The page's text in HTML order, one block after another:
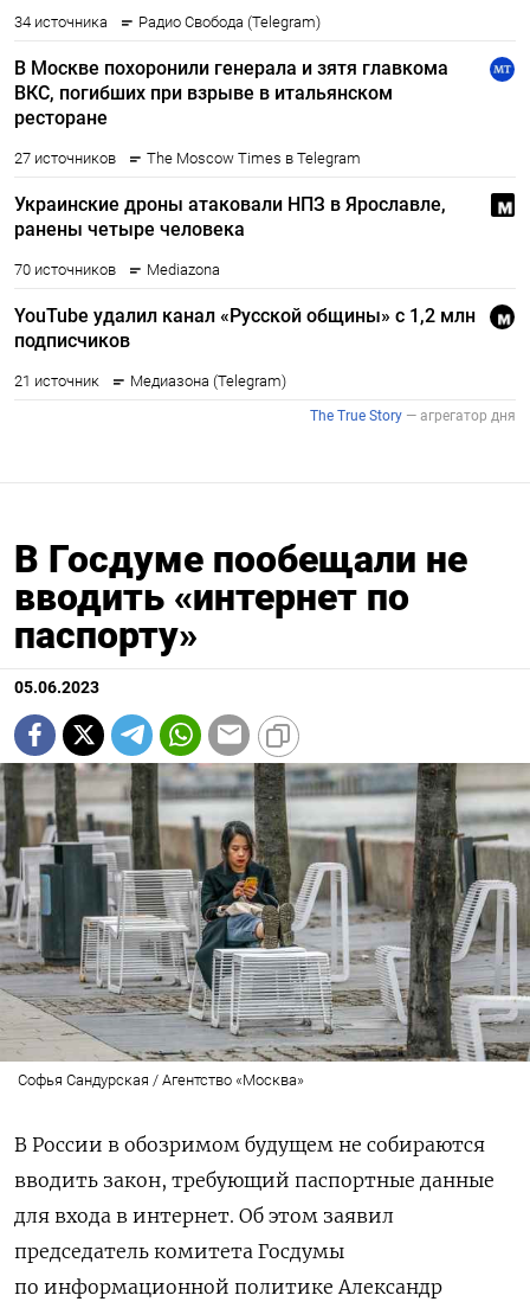
В Госдуме пообещали не
вводить «интернет по
паспорту»
05.06.2023
Софья Сандурская / Агентство «Москва»
В России в обозримом будущем не собираются
вводить закон, требующий паспортные данные
для входа в интернет. Об этом заявил
председатель комитета Госдумы
по информационной политике Александр